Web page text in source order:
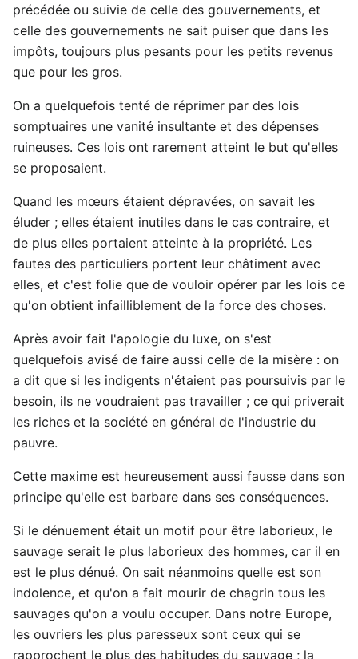
précédée ou suivie de celle des gouvernements, et
celle des gouvernements ne sait puiser que dans les
impôts, toujours plus pesants pour les petits revenus
que pour les gros.
On a quelquefois tenté de réprimer par des lois
somptuaires une vanité insultante et des dépenses
ruineuses. Ces lois ont rarement atteint le but qu'elles
se proposaient.
Quand les mœurs étaient dépravées, on savait les
éluder ; elles étaient inutiles dans le cas contraire, et
de plus elles portaient atteinte à la propriété. Les
fautes des particuliers portent leur châtiment avec
elles, et c'est folie que de vouloir opérer par les lois ce
qu'on obtient infailliblement de la force des choses.
Après avoir fait l'apologie du luxe, on s'est
quelquefois avisé de faire aussi celle de la misère : on
a dit que si les indigents n'étaient pas poursuivis par le
besoin, ils ne voudraient pas travailler ; ce qui priverait
les riches et la société en général de l'industrie du
pauvre.
Cette maxime est heureusement aussi fausse dans son
principe qu'elle est barbare dans ses conséquences.
Si le dénuement était un motif pour être laborieux, le
sauvage serait le plus laborieux des hommes, car il en
est le plus dénué. On sait néanmoins quelle est son
indolence, et qu'on a fait mourir de chagrin tous les
sauvages qu'on a voulu occuper. Dans notre Europe,
les ouvriers les plus paresseux sont ceux qui se
rapprochent le plus des habitudes du sauvage ; la